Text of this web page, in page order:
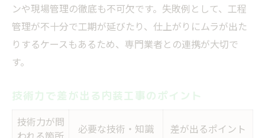
ンや現場管理の徹底も不可欠です。失敗例として、工程
管理が不十分で工期が延びたり、仕上がりにムラが出た
りするケースもあるため、専門業者との連携が大切で
す。
技術力で差が出る内装工事のポイント
技術力が問
必要な技術・知識 差が出るポイント